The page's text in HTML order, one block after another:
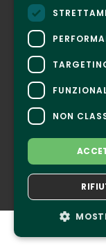
CONTACTS
For information
here
For information
theorganizer.
Accessibility
NON